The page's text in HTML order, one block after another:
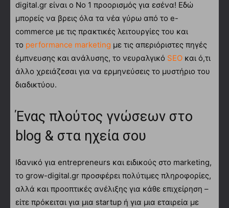
digital.gr είναι ο Νο 1 προορισμός για εσένα! Εδώ
μπορείς να βρεις όλα τα νέα γύρω από το e-
commerce με τις πρακτικές λειτουργίες του και
το performance marketing με τις απεριόριστες πηγές
έμπνευσης και ανάλυσης, το νευραλγικό SEO και ό,τι
άλλο χρειάζεσαι για να ερμηνεύσεις το μυστήριο του
διαδικτύου.
Ένας πλούτος γνώσεων στο
blog & στα ηχεία σου
Ιδανικό για entrepreneurs και ειδικούς στο marketing,
το grow-digital.gr προσφέρει πολύτιμες πληροφορίες,
αλλά και προοπτικές ανέλιξης για κάθε επιχείρηση –
είτε πρόκειται για μια startup ή για μια εταιρεία με